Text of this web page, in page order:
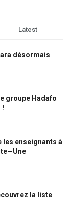
Latest
désormais
groupe Hadafo
!
les enseignants à
la liste